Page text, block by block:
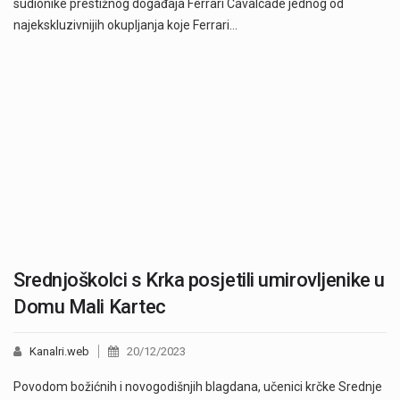
sudionike prestižnog događaja Ferrari Cavalcade jednog od
najekskluzivnijih okupljanja koje Ferrari…
Srednjoškolci s Krka posjetili umirovljenike u
Domu Mali Kartec
Kanalri.web 20/12/2023
Povodom božićnih i novogodišnjih blagdana, učenici krčke Srednje